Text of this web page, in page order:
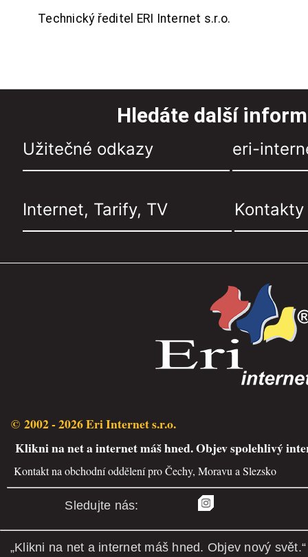
Technický ředitel ERI Internet s.r.o.
Hledáte další
Užitečné odkazy eri-
Internet, Tarify, TV Kontakty
© 2002 - 2026 Eri Internet s.r.o.
Klikni na net a internet máš hned. Objev spolehlivý
Kontakt na obchodní oddělení pro Čechy, Moravu a Slezsko
Sledujte nás:
„Klikni na net a internet máš hned. Objev nový svět.“